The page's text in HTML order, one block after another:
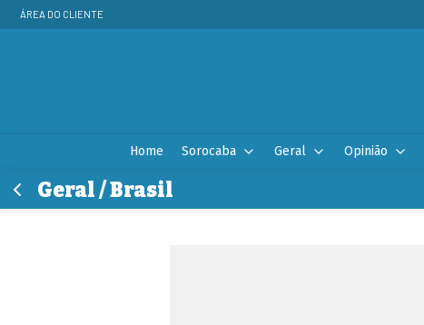
ÁREA DO CLIENTE
Home Sorocaba Geral Opinião
Geral / Brasil